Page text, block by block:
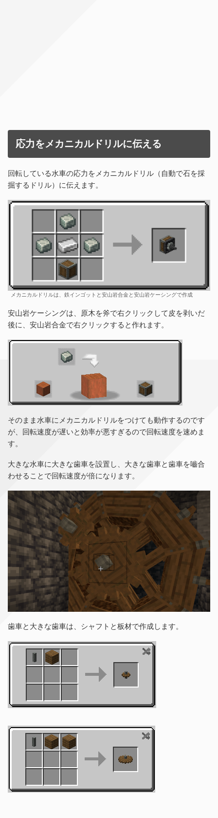
応力をメカニカルドリルに伝える
回転している水車の応力をメカニカルドリル（自動で石を採
掘するドリル）に伝えます。
メカニカルドリルは、鉄インゴットと安山岩合金と安山岩ケーシングで作成
安山岩ケーシングは、原木を斧で右クリックして皮を剥いだ
後に、安山岩合金で右クリックすると作れます。
そのまま水車にメカニカルドリルをつけても動作するのです
が、回転速度が遅いと効率が悪すぎるので回転速度を速めま
す。
大きな水車に大きな歯車を設置し、大きな歯車と歯車を嚙合
わせることで回転速度が倍になります。
歯車と大きな歯車は、シャフトと板材で作成します。